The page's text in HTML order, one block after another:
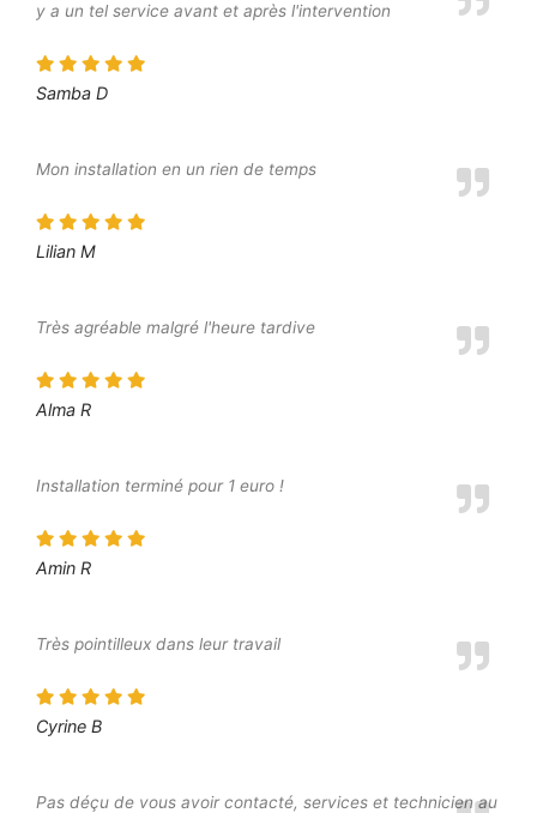
y a un tel service avant et après l'intervention
Samba D
Mon installation en un rien de temps
Lilian M
Très agréable malgré l'heure tardive
Alma R
Installation terminé pour 1 euro !
Amin R
Très pointilleux dans leur travail
Cyrine B
Pas déçu de vous avoir contacté, services et technicien au